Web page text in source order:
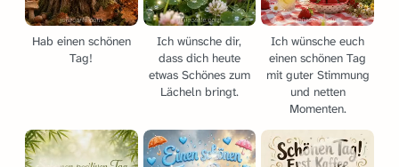
Hab einen schönen
Tag!
Ich wünsche dir,
dass dich heute
etwas Schönes zum
Lächeln bringt.
Ich wünsche euch
einen schönen Tag
mit guter Stimmung
und netten
Momenten.